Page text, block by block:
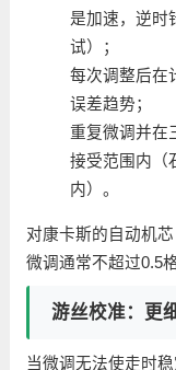
是加速，逆时
试）；
每次调整后在
误差趋势；
重复微调并在
接受范围内（
内）。
对康卡斯的自动机
微调通常不超过0.5
游丝校准：更
当微调无法使走时